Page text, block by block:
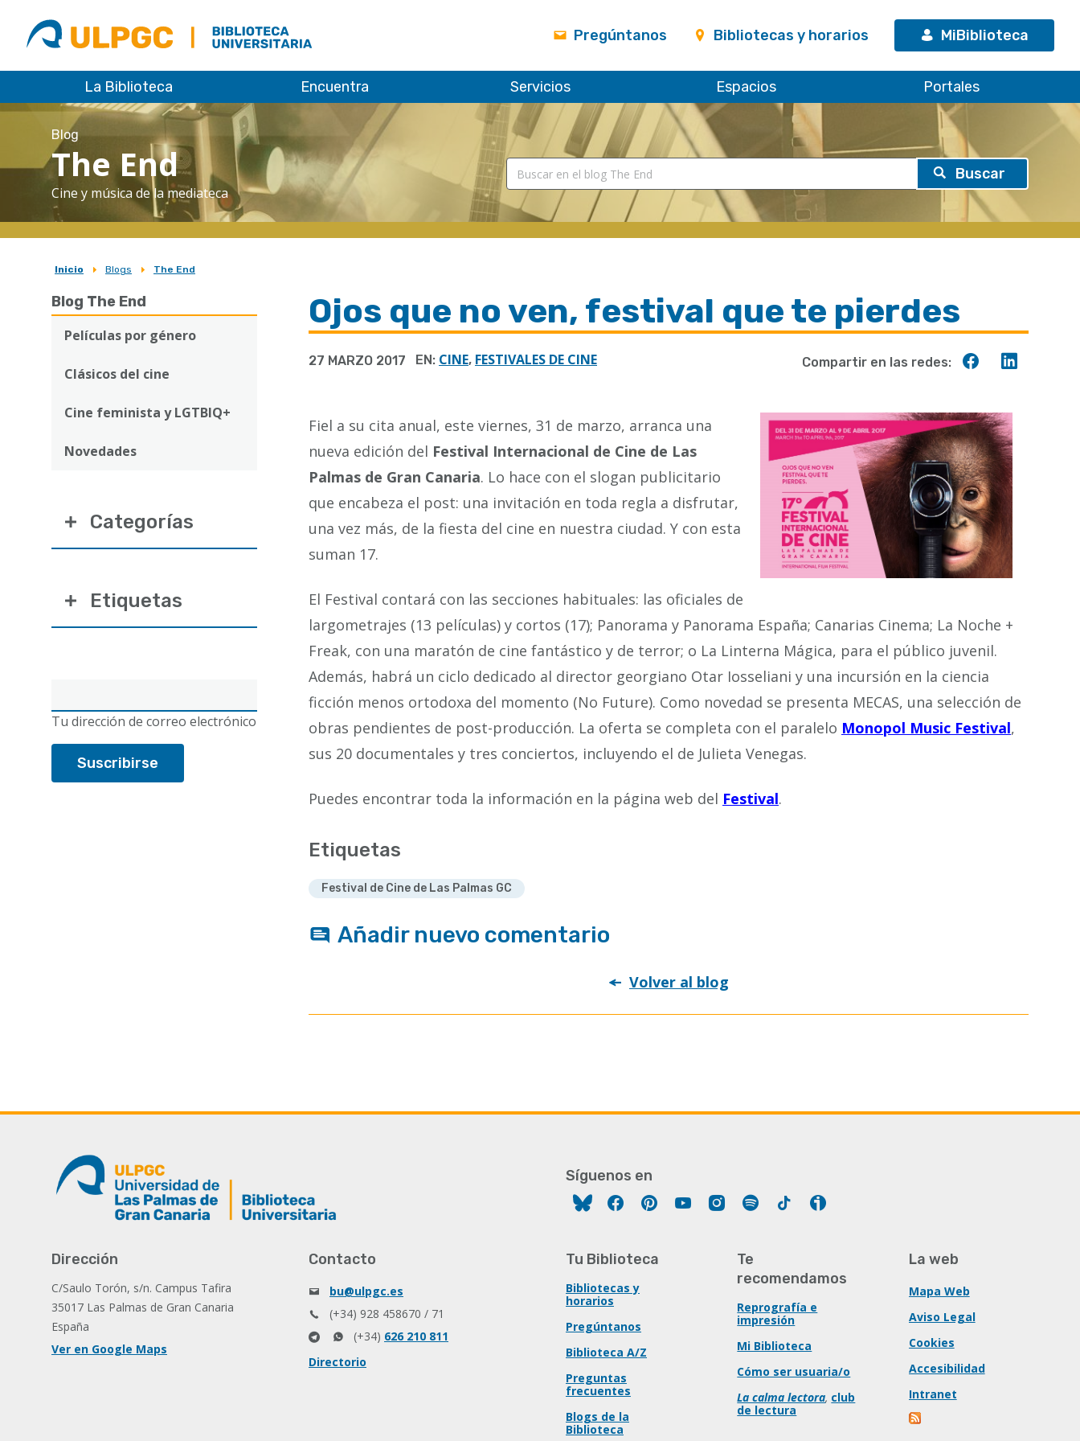
ULPGC
Biblioteca
ULPGC
Pregúntanos Bibliotecas y horarios MiBiblioteca
La Biblioteca Encuentra Servicios Espacios Portales
Blog
The End
Cine y música de la mediateca
Sobrescribir
enlaces
de
ayuda
la
navegación
Inicio Blogs The End
Blog The End
Películas por género
Clásicos del cine
Cine feminista y LGTBIQ+
Novedades
electrónico
Tu dirección de correo electrónico
Categorías
Etiquetas
Ojos que no ven, festival que te pierdes
27 MARZO 2017
Compartir
Compartir en las redes:
EN: CINE, FESTIVALES DE CINE
Fiel a su cita anual, este viernes, 31 de marzo, arranca una
nueva edición del Festival Internacional de Cine de Las
Palmas de Gran Canaria. Lo hace con el slogan publicitario
que encabeza el post: una invitación en toda regla a disfrutar,
una vez más, de la fiesta del cine en nuestra ciudad. Y con esta
suman 17.
El Festival contará con las secciones habituales: las oficiales de
largometrajes (13 películas) y cortos (17); Panorama y Panorama España; Canarias Cinema; La Noche +
Freak, con una maratón de cine fantástico y de terror; o La Linterna Mágica, para el público juvenil.
Además, habrá un ciclo dedicado al director georgiano Otar Iosseliani y una incursión en la ciencia
ficción menos ortodoxa del momento (No Future). Como novedad se presenta MECAS, una selección de
obras pendientes de post-producción. La oferta se completa con el paralelo Monopol Music Festival,
sus 20 documentales y tres conciertos, incluyendo el de Julieta Venegas.
Puedes encontrar toda la información en la página web del Festival.
Etiquetas
Festival de Cine de Las Palmas GC
Añadir nuevo comentario
Volver al blog
Síguenos en
FacebookPinterestYouTubeInstagram
Spotify Tiktok
Dirección
C/Saulo Torón, s/n. Campus Tafira
35017 Las Palmas de Gran Canaria
España
Ver en Google Maps
Contacto
bu@ulpgc.es
(+34) 928 458670 / 71
(+34) 626 210 811
Directorio
Tu Biblioteca
Bibliotecas y
horarios
Pregúntanos
Biblioteca A/Z
Preguntas
frecuentes
Blogs de la
Biblioteca
Te
recomendamos
Reprografía e
impresión
Mi Biblioteca
Cómo ser usuaria/o
La calma lectora, club
de lectura
La web
Mapa Web
Aviso Legal
Cookies
Accesibilidad
Intranet